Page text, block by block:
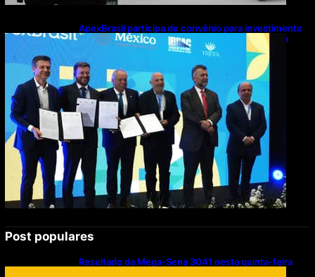
ApexBrasil participa de convênio para investimento
de R$ 2,63 milhões em exportações de cachaça
Post populares
Resultado da Mega-Sena 3041 nesta quinta-feira